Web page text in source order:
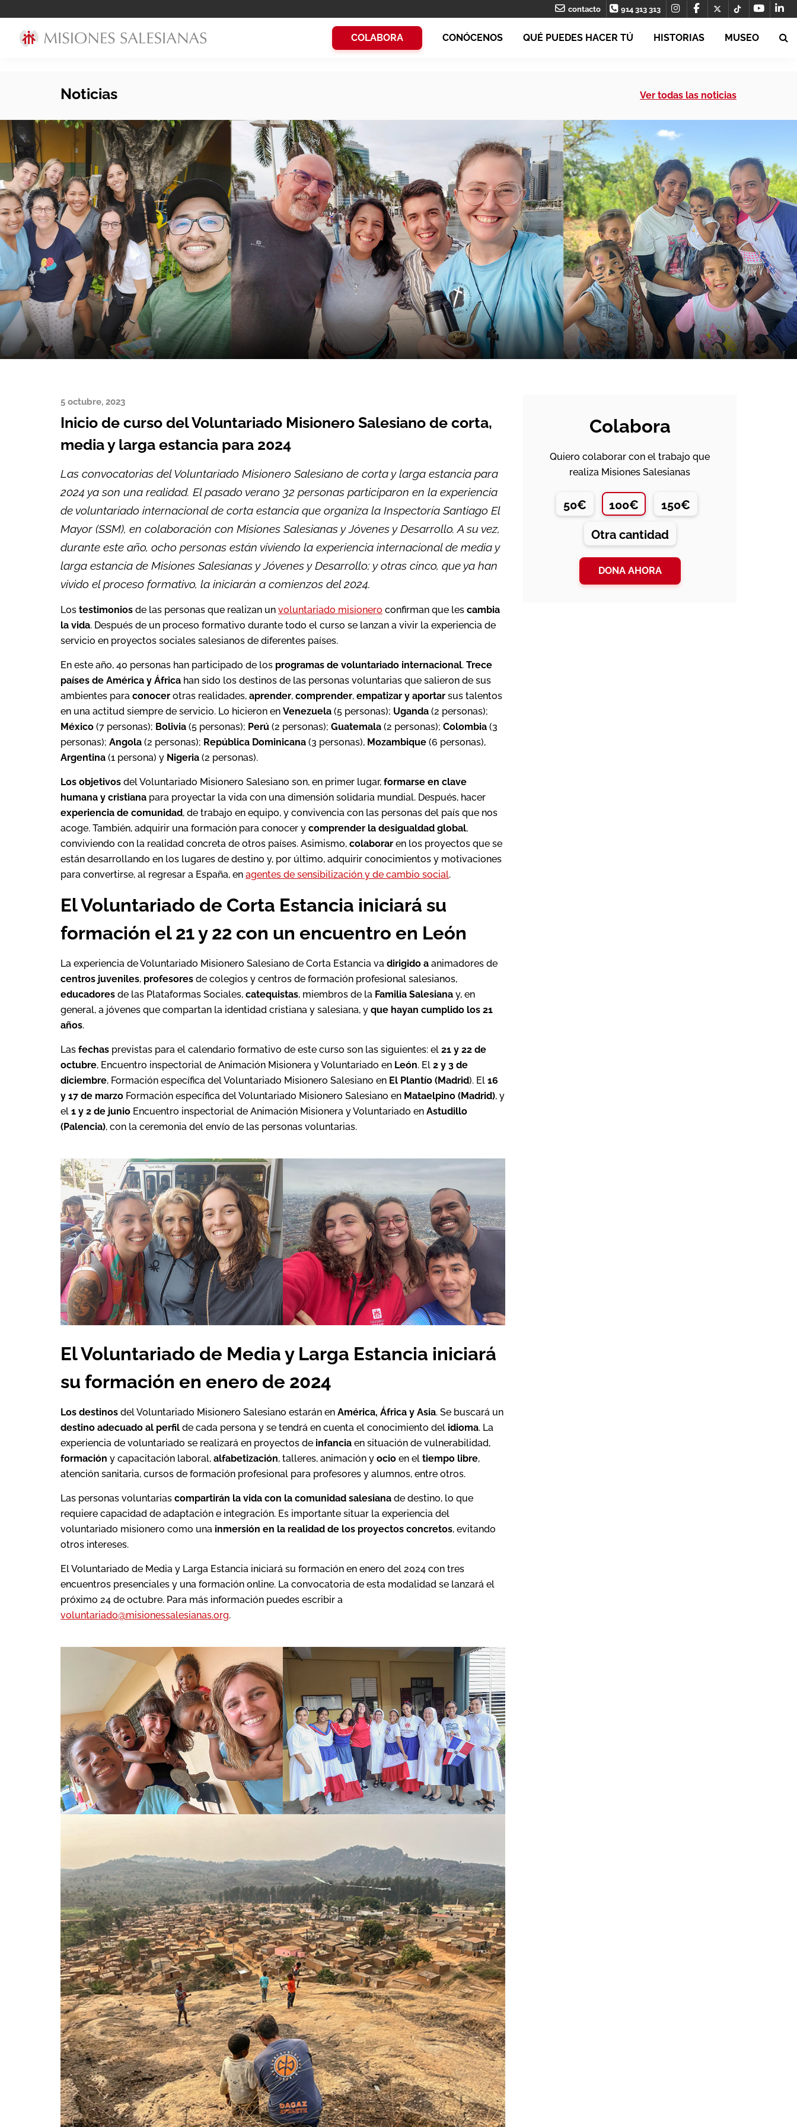
contacto 914 313 313
COLABORA CONÓCENOS QUÉ PUEDES HACER TÚ HISTORIAS MUSEO
Noticias Ver todas las noticias
5 octubre, 2023
Inicio de curso del Voluntariado Misionero Salesiano de corta,
media y larga estancia para 2024
Las convocatorias del Voluntariado Misionero Salesiano de corta y larga estancia para
2024 ya son una realidad. El pasado verano 32 personas participaron en la experiencia
de voluntariado internacional de corta estancia que organiza la Inspectoría Santiago El
Mayor (SSM), en colaboración con Misiones Salesianas y Jóvenes y Desarrollo. A su vez,
durante este año, ocho personas están viviendo la experiencia internacional de media y
larga estancia de Misiones Salesianas y Jóvenes y Desarrollo; y otras cinco, que ya han
vivido el proceso formativo, la iniciarán a comienzos del 2024.
Los testimonios de las personas que realizan un voluntariado misionero confirman que les cambia
la vida. Después de un proceso formativo durante todo el curso se lanzan a vivir la experiencia de
servicio en proyectos sociales salesianos de diferentes países.
En este año, 40 personas han participado de los programas de voluntariado internacional. Trece
países de América y África han sido los destinos de las personas voluntarias que salieron de sus
ambientes para conocer otras realidades, aprender, comprender, empatizar y aportar sus talentos
en una actitud siempre de servicio. Lo hicieron en Venezuela (5 personas); Uganda (2 personas);
México (7 personas); Bolivia (5 personas); Perú (2 personas); Guatemala (2 personas); Colombia (3
personas); Angola (2 personas); República Dominicana (3 personas), Mozambique (6 personas),
Argentina (1 persona) y Nigeria (2 personas).
Los objetivos del Voluntariado Misionero Salesiano son, en primer lugar, formarse en clave
humana y cristiana para proyectar la vida con una dimensión solidaria mundial. Después, hacer
experiencia de comunidad, de trabajo en equipo, y convivencia con las personas del país que nos
acoge. También, adquirir una formación para conocer y comprender la desigualdad global,
conviviendo con la realidad concreta de otros países. Asimismo, colaborar en los proyectos que se
están desarrollando en los lugares de destino y, por último, adquirir conocimientos y motivaciones
para convertirse, al regresar a España, en agentes de sensibilización y de cambio social.
El Voluntariado de Corta Estancia iniciará su
formación el 21 y 22 con un encuentro en León
La experiencia de Voluntariado Misionero Salesiano de Corta Estancia va dirigido a animadores de
centros juveniles, profesores de colegios y centros de formación profesional salesianos,
educadores de las Plataformas Sociales, catequistas, miembros de la Familia Salesiana y, en
general, a jóvenes que compartan la identidad cristiana y salesiana, y que hayan cumplido los 21
años.
Las fechas previstas para el calendario formativo de este curso son las siguientes: el 21 y 22 de
octubre, Encuentro inspectorial de Animación Misionera y Voluntariado en León. El 2 y 3 de
diciembre, Formación específica del Voluntariado Misionero Salesiano en El Plantío (Madrid). El 16
y 17 de marzo Formación específica del Voluntariado Misionero Salesiano en Mataelpino (Madrid), y
el 1 y 2 de junio Encuentro inspectorial de Animación Misionera y Voluntariado en Astudillo
(Palencia), con la ceremonia del envío de las personas voluntarias.
El Voluntariado de Media y Larga Estancia iniciará
su formación en enero de 2024
Los destinos del Voluntariado Misionero Salesiano estarán en América, África y Asia. Se buscará un
destino adecuado al perfil de cada persona y se tendrá en cuenta el conocimiento del idioma. La
experiencia de voluntariado se realizará en proyectos de infancia en situación de vulnerabilidad,
formación y capacitación laboral, alfabetización, talleres, animación y ocio en el tiempo libre,
atención sanitaria, cursos de formación profesional para profesores y alumnos, entre otros.
Las personas voluntarias compartirán la vida con la comunidad salesiana de destino, lo que
requiere capacidad de adaptación e integración. Es importante situar la experiencia del
voluntariado misionero como una inmersión en la realidad de los proyectos concretos, evitando
otros intereses.
El Voluntariado de Media y Larga Estancia iniciará su formación en enero del 2024 con tres
encuentros presenciales y una formación online. La convocatoria de esta modalidad se lanzará el
próximo 24 de octubre. Para más información puedes escribir a
voluntariado@misionessalesianas.org.
Colabora
Quiero colaborar con el trabajo que
realiza Misiones Salesianas
50€ 100€ 150€
Otra cantidad
DONA AHORA